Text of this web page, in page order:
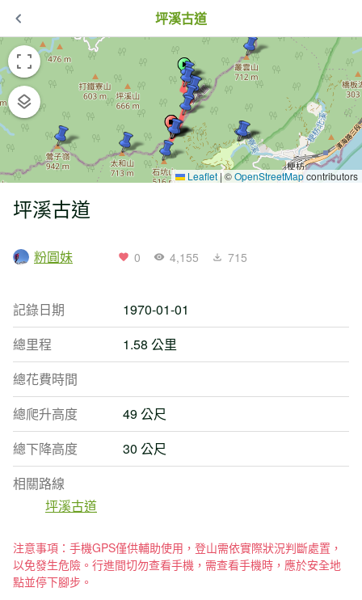
坪溪古道
Leaflet |©OpenStreetMapcontributors
坪溪古道
粉圓妹 0 4,155 715
記錄日期
1970-01-01
總里程
1.58 公里
總花費時間
總爬升高度
49 公尺
總下降高度
30 公尺
相關路線
坪溪古道
注意事項：手機GPS僅供輔助使用，登山需依實際狀況判斷處置，
以免發生危險。行進間切勿查看手機，需查看手機時，應於安全地
點並停下腳步。